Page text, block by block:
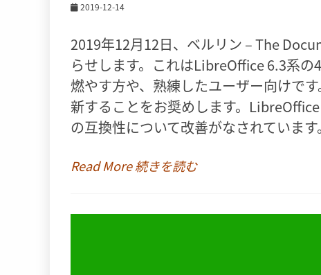
2019-12-14
2019年12月12日、ベルリン – The
らせします。これはLibreOffice 6.3系
燃やす方や、熟練したユーザー向けで
新することをお奨めします。
の互換性について改善がなされています。
Read More 続きを読む